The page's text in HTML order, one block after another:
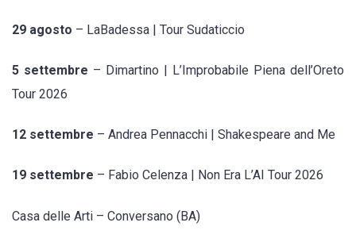
29 agosto – LaBadessa | Tour Sudaticcio
5 settembre – Dimartino | L’Improbabile Piena dell’Oreto
Tour 2026
12 settembre – Andrea Pennacchi | Shakespeare and Me
19 settembre – Fabio Celenza | Non Era L’AI Tour 2026
Casa delle Arti – Conversano (BA)